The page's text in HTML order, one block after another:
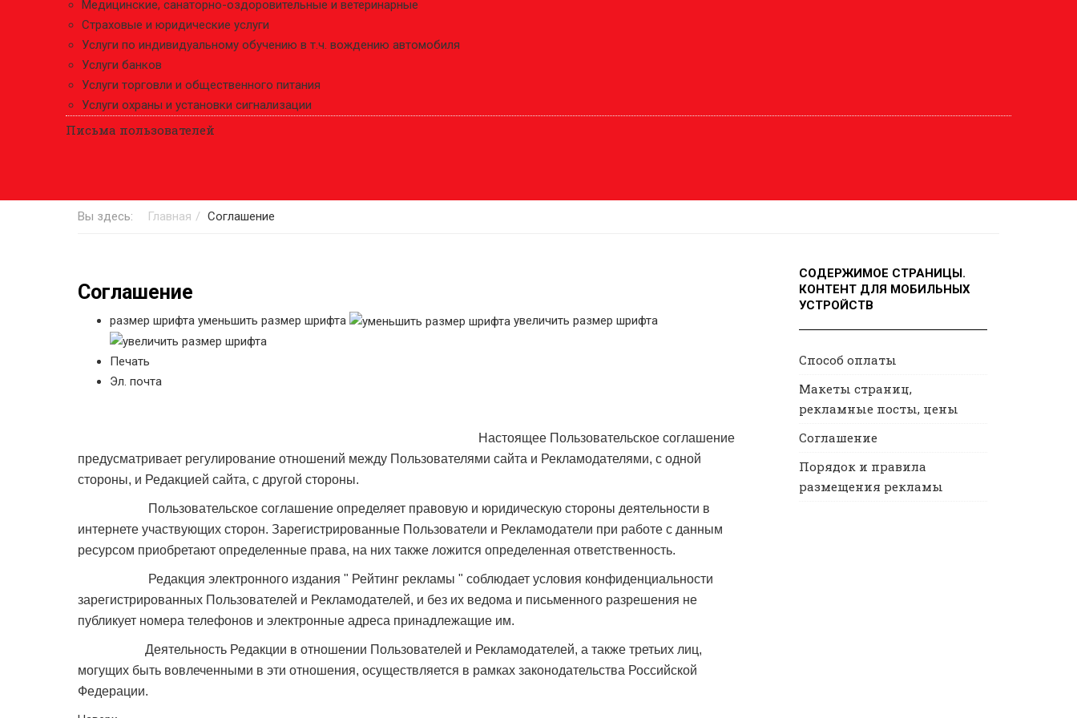
Медицинские, санаторно-оздоровительные и ветеринарные
Страховые и юридические услуги
Услуги по индивидуальному обучению в т.ч. вождению автомобиля
Услуги банков
Услуги торговли и общественного питания
Услуги охраны и установки сигнализации
Письма пользователей
Вы здесь: Главная Соглашение
Соглашение
размер шрифта уменьшить размер шрифта увеличить размер шрифта
Печать
Эл. почта
Настоящее Пользовательское соглашение
предусматривает регулирование отношений между Пользователями сайта и Рекламодателями, с одной
стороны, и Редакцией сайта, с другой стороны.
Пользовательское соглашение определяет правовую и юридическую стороны деятельности в
интернете участвующих сторон. Зарегистрированные Пользователи и Рекламодатели при работе с данным
ресурсом приобретают определенные права, на них также ложится определенная ответственность.
Редакция электронного издания " Рейтинг рекламы " соблюдает условия конфиденциальности
зарегистрированных Пользователей и Рекламодателей, и без их ведома и письменного разрешения не
публикует номера телефонов и электронные адреса принадлежащие им.
Деятельность Редакции в отношении Пользователей и Рекламодателей, а также третьих лиц,
могущих быть вовлеченными в эти отношения, осуществляется в рамках законодательства Российской
Федерации.
СОДЕРЖИМОЕ СТРАНИЦЫ.
КОНТЕНТ ДЛЯ МОБИЛЬНЫХ
УСТРОЙСТВ
Способ оплаты
Макеты страниц,
рекламные посты, цены
Соглашение
Порядок и правила
размещения рекламы